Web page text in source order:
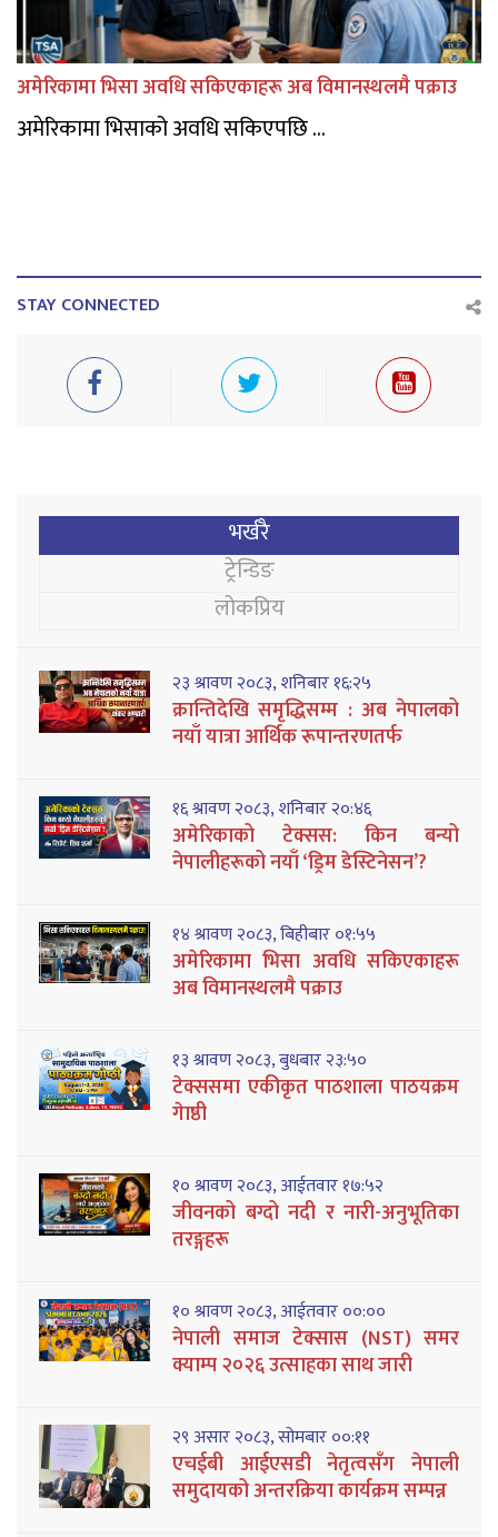
अमेरिकामा भिसा अवधि सकिएकाहरू अब विमानस्थलमै पक्राउ
अमेरिकामा भिसाको अवधि सकिएपछि ...
STAY CONNECTED
भर्खरै
ट्रेन्डिङ
लोकप्रिय
२३ श्रावण २०८३, शनिबार १६:२५
क्रान्तिदेखि समृद्धिसम्म : अब नेपालको
नयाँ यात्रा आर्थिक रूपान्तरणतर्फ
१६ श्रावण २०८३, शनिबार २०:४६
अमेरिकाको टेक्सस: किन बन्यो
नेपालीहरूको नयाँ ‘ड्रिम डेस्टिनेसन’?
१४ श्रावण २०८३, बिहीबार ०१:५५
अमेरिकामा भिसा अवधि सकिएकाहरू
अब विमानस्थलमै पक्राउ
१३ श्रावण २०८३, बुधबार २३:५०
टेक्ससमा एकीकृत पाठशाला पाठयक्रम
गेाष्ठी
१० श्रावण २०८३, आईतवार १७:५२
जीवनको बग्दो नदी र नारी-अनुभूतिका
तरङ्गहरू
१० श्रावण २०८३, आईतवार ००:००
नेपाली समाज टेक्सास (NST) समर
क्याम्प २०२६ उत्साहका साथ जारी
२९ असार २०८३, सोमबार ००:११
एचईबी आईएसडी नेतृत्वसँग नेपाली
समुदायको अन्तरक्रिया कार्यक्रम सम्पन्न